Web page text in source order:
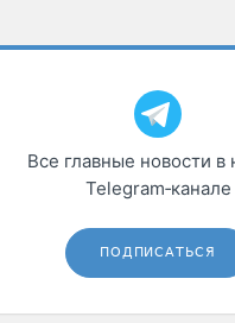
Все главные новости
Telegram‑канале
ПОДПИСАТЬСЯ